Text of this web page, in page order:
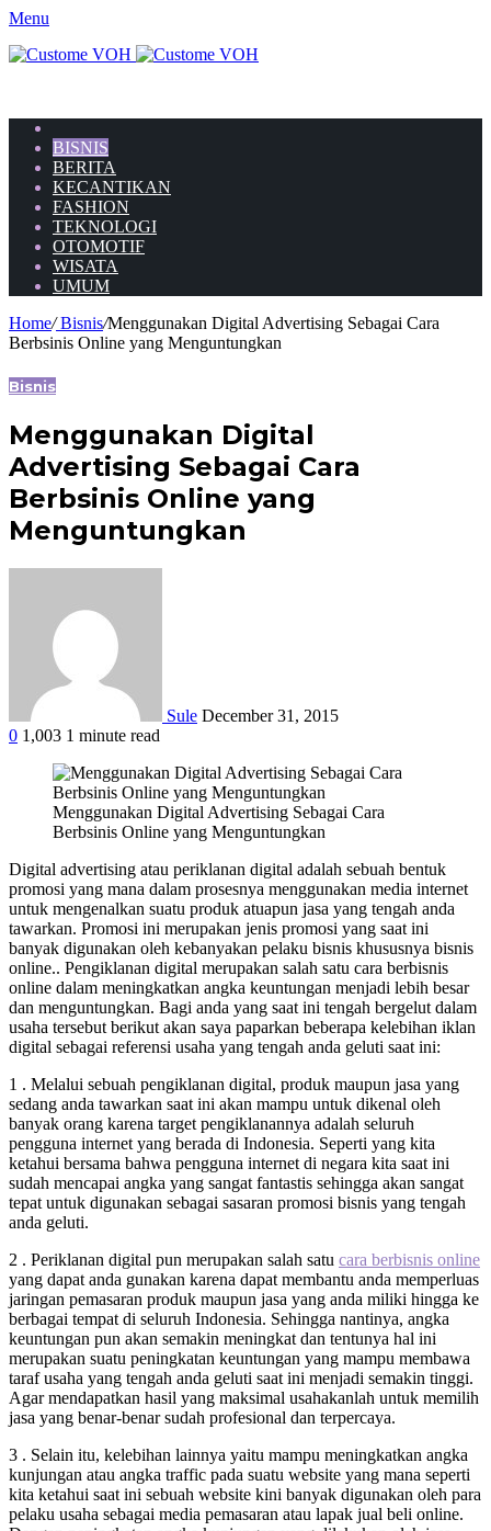
Menu
BISNIS
BERITA
KECANTIKAN
FASHION
TEKNOLOGI
OTOMOTIF
WISATA
UMUM
Home/Bisnis/Menggunakan Digital Advertising Sebagai Cara
Berbsinis Online yang Menguntungkan
Bisnis
Menggunakan Digital
Advertising Sebagai Cara
Berbsinis Online yang
Menguntungkan
Sule December 31, 2015
0 1,003 1 minute read
Menggunakan Digital Advertising Sebagai Cara
Berbsinis Online yang Menguntungkan
Digital advertising atau periklanan digital adalah sebuah bentuk
promosi yang mana dalam prosesnya menggunakan media internet
untuk mengenalkan suatu produk atuapun jasa yang tengah anda
tawarkan. Promosi ini merupakan jenis promosi yang saat ini
banyak digunakan oleh kebanyakan pelaku bisnis khususnya bisnis
online.. Pengiklanan digital merupakan salah satu cara berbisnis
online dalam meningkatkan angka keuntungan menjadi lebih besar
dan menguntungkan. Bagi anda yang saat ini tengah bergelut dalam
usaha tersebut berikut akan saya paparkan beberapa kelebihan iklan
digital sebagai referensi usaha yang tengah anda geluti saat ini:
1 . Melalui sebuah pengiklanan digital, produk maupun jasa yang
sedang anda tawarkan saat ini akan mampu untuk dikenal oleh
banyak orang karena target pengiklanannya adalah seluruh
pengguna internet yang berada di Indonesia. Seperti yang kita
ketahui bersama bahwa pengguna internet di negara kita saat ini
sudah mencapai angka yang sangat fantastis sehingga akan sangat
tepat untuk digunakan sebagai sasaran promosi bisnis yang tengah
anda geluti.
2 . Periklanan digital pun merupakan salah satu cara berbisnis online
yang dapat anda gunakan karena dapat membantu anda memperluas
jaringan pemasaran produk maupun jasa yang anda miliki hingga ke
berbagai tempat di seluruh Indonesia. Sehingga nantinya, angka
keuntungan pun akan semakin meningkat dan tentunya hal ini
merupakan suatu peningkatan keuntungan yang mampu membawa
taraf usaha yang tengah anda geluti saat ini menjadi semakin tinggi.
Agar mendapatkan hasil yang maksimal usahakanlah untuk memilih
jasa yang benar-benar sudah profesional dan terpercaya.
3 . Selain itu, kelebihan lainnya yaitu mampu meningkatkan angka
kunjungan atau angka traffic pada suatu website yang mana seperti
kita ketahui saat ini sebuah website kini banyak digunakan oleh para
pelaku usaha sebagai media pemasaran atau lapak jual beli online.